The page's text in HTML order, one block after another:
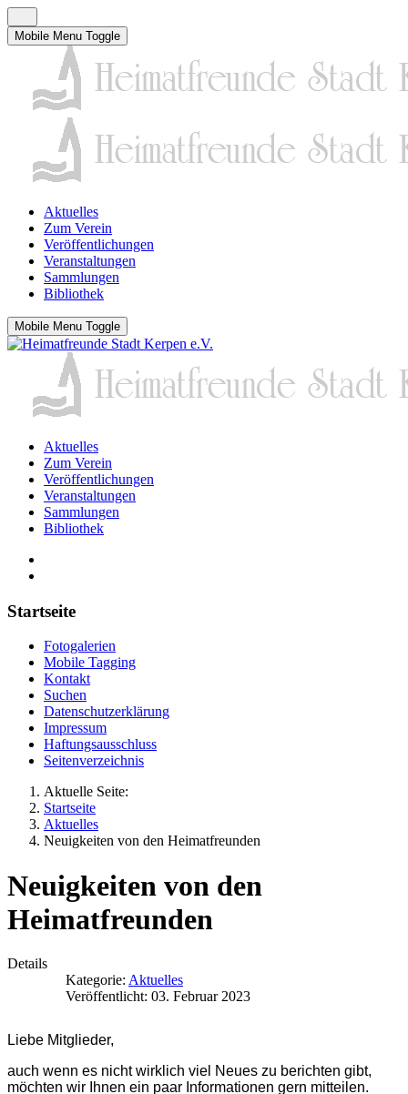
Mobile Menu Toggle
Aktuelles
Zum Verein
Veröffentlichungen
Veranstaltungen
Sammlungen
Bibliothek
Mobile Menu Toggle
Aktuelles
Zum Verein
Veröffentlichungen
Veranstaltungen
Sammlungen
Bibliothek
Startseite
Fotogalerien
Mobile Tagging
Kontakt
Suchen
Datenschutzerklärung
Impressum
Haftungsausschluss
Seitenverzeichnis
Aktuelle Seite:
Startseite
Aktuelles
Neuigkeiten von den Heimatfreunden
Neuigkeiten von den
Heimatfreunden
Details
Kategorie: Aktuelles
Veröffentlicht: 03. Februar 2023
Liebe Mitglieder,
auch wenn es nicht wirklich viel Neues zu berichten gibt,
möchten wir Ihnen ein paar Informationen gern mitteilen.